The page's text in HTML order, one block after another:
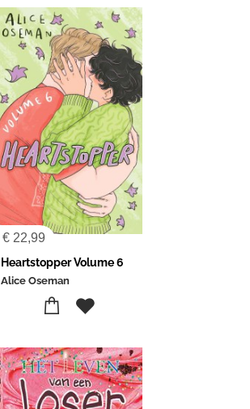
€ 22,99
Heartstopper Volume 6
Alice Oseman